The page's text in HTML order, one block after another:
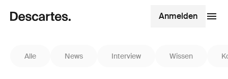
Anmelden
Alle News Interview Wissen